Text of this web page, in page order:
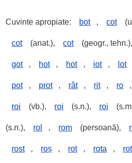
Cuvinte apropiate: bot , cot
cot (anat.), cot (geogr., tehn.),
got , hot , hot , iot , lot
pot , prot , rât , rit , ro ,
roi (vb.), roi (s.n.), roi
(s.n.), rol , rom (persoană),
rost , roș , rot , rota ,